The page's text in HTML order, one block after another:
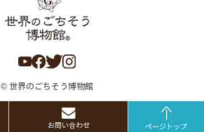
お問い合わせ ページトップ
© 世界のごちそう博物館